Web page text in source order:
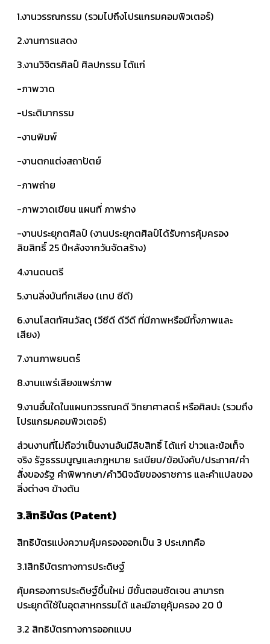
1.งานวรรณกรรม (รวมไปถึงโปรแกรมคอมพิวเตอร์)
2.งานการแสดง
3.งานวิจิตรศิลป์ ศิลปกรรม ได้แก่
-ภาพวาด
-ประติมากรรม
-งานพิมพ์
-งานตกแต่งสถาปัตย์
-ภาพถ่าย
-ภาพวาดเขียน แผนที่ ภาพร่าง
-งานประยุกตศิลป์ (งานประยุกตศิลป์ได้รับการคุ้มครอง
ลิขสิทธิ์ 25 ปีหลังจากวันจัดสร้าง)
4.งานดนตรี
5.งานสิ่งบันทึกเสียง (เทป ซีดี)
6.งานโสตทัศนวัสดุ (วีซีดี ดีวีดี ที่มีภาพหรือมีทั้งภาพและ
เสียง)
7.งานภาพยนตร์
8.งานแพร่เสียงแพร่ภาพ
9.งานอื่นใดในแผนกวรรณคดี วิทยาศาสตร์ หรือศิลปะ (รวมถึง
โปรแกรมคอมพิวเตอร์)
ส่วนงานที่ไม่ถือว่าเป็นงานอันมีลิขสิทธิ์ ได้แก่ ข่าวและข้อเท็จ
จริง รัฐธรรมนูญและกฎหมาย ระเบียบ/ข้อบังคับ/ประกาศ/คำ
สั่งของรัฐ คำพิพากษา/คำวินิจฉัยของราชการ และคำแปลของ
สิ่งต่างๆ ข้างต้น
3.สิทธิบัตร (Patent)
สิทธิบัตรแบ่งความคุ้มครองออกเป็น 3 ประเภทคือ
3.1สิทธิบัตรทางการประดิษฐ์
คุ้มครองการประดิษฐ์ขึ้นใหม่ มีขั้นตอนชัดเจน สามารถ
ประยุกต์ใช้ในอุตสาหกรรมได้ และมีอายุคุ้มครอง 20 ปี
3.2 สิทธิบัตรทางการออกแบบ